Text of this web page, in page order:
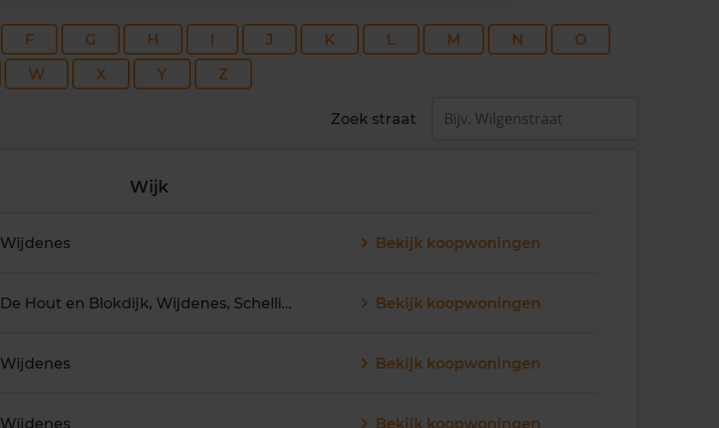
F G H I J K L M N
O
W X Y Z
Zoek straat
Wijk
Wijdenes Bekijk koopwoningen
De Hout en Blokdijk, Wijdenes, Schellinkhout Bekijk koopwoningen
Wijdenes Bekijk koopwoningen
Wijdenes Bekijk koopwoningen